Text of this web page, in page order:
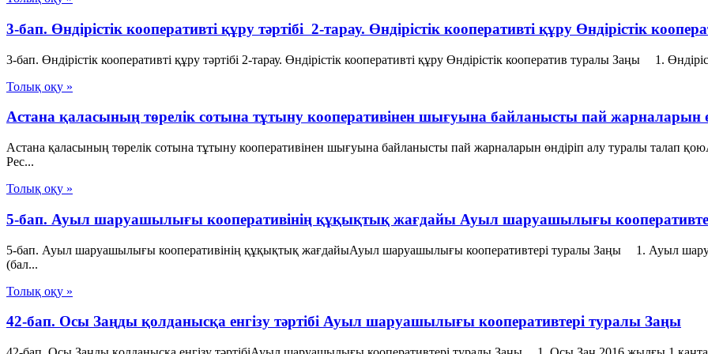
3-бап. Өндiрiстiк кооперативтi құру тәртiбi 2-тарау. Өндiрiстiк кооперативтi құру Өндiрiстiк
3-бап. Өндiрiстiк кооперативтi құру тәртiбi 2-тарау. Өндiрiстiк кооперативтi құру Өндiрiстiк кооператив туралы Заңы 1.
Толық оқу »
Астана қаласының төрелік сотына тұтыну кооперативінен шығуына байланысты пай жарналарын
Астана қаласының төрелік сотына тұтыну кооперативінен шығуына байланысты пай жарналарын өндіріп алу туралы талап
Рес...
Толық оқу »
5-бап. Ауыл шаруашылығы кооперативінің құқықтық жағдайы Ауыл шаруашылығы
5-бап. Ауыл шаруашылығы кооперативінің құқықтық жағдайыАуыл шаруашылығы кооперативтері туралы Заңы 1. Ауыл
(бал...
Толық оқу »
42-бап. Осы Заңды қолданысқа енгізу тәртібі Ауыл шаруашылығы кооперативтері туралы Заңы